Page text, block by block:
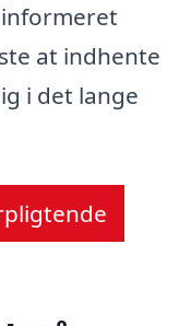
at indhente
i det lange